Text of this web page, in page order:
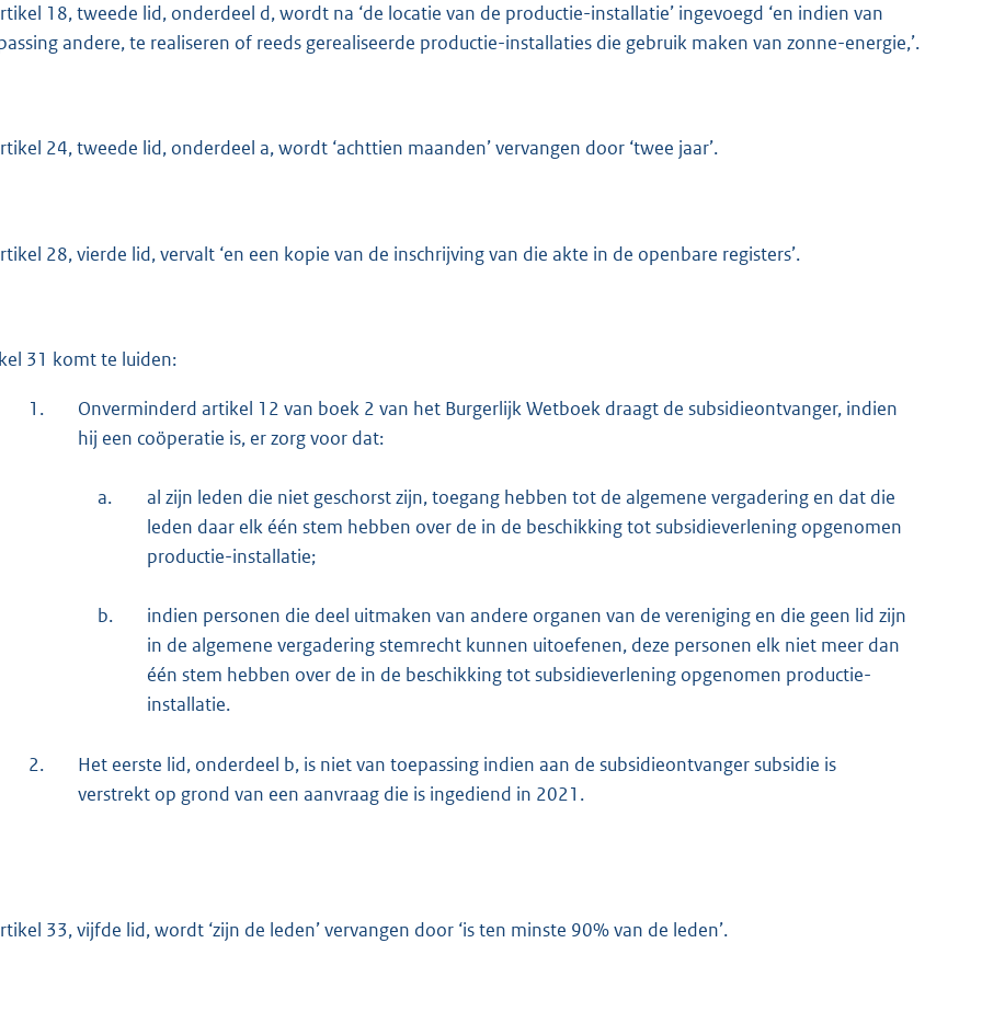
18, tweede lid, onderdeel d, wordt na ‘de locatie van de productie-installatie’ ingevoegd ‘en indien van
andere, te realiseren of reeds gerealiseerde productie-installaties die gebruik maken van zonne-energie,’.
24, tweede lid, onderdeel a, wordt ‘achttien maanden’ vervangen door ‘twee jaar’.
28, vierde lid, vervalt ‘en een kopie van de inschrijving van die akte in de openbare registers’.
31 komt te luiden:
1.
Onverminderd artikel 12 van boek 2 van het Burgerlijk Wetboek draagt de subsidieontvanger, indien
hij een coöperatie is, er zorg voor dat:
a.
al zijn leden die niet geschorst zijn, toegang hebben tot de algemene vergadering en dat die
leden daar elk één stem hebben over de in de beschikking tot subsidieverlening opgenomen
productie-installatie;
b.
indien personen die deel uitmaken van andere organen van de vereniging en die geen lid zijn
in de algemene vergadering stemrecht kunnen uitoefenen, deze personen elk niet meer dan
één stem hebben over de in de beschikking tot subsidieverlening opgenomen productie-
installatie.
2.
Het eerste lid, onderdeel b, is niet van toepassing indien aan de subsidieontvanger subsidie is
verstrekt op grond van een aanvraag die is ingediend in 2021.
33, vijfde lid, wordt ‘zijn de leden’ vervangen door ‘is ten minste 90% van de leden’.